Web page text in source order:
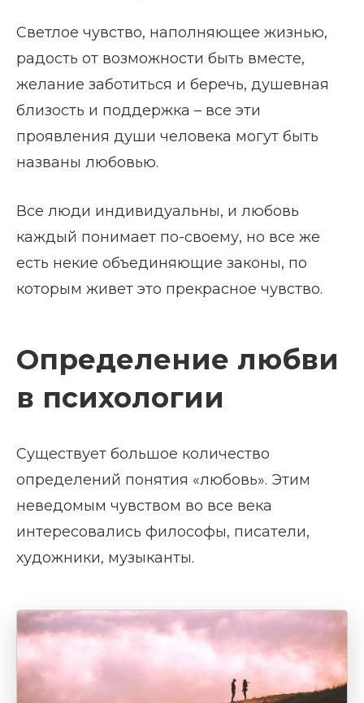
Светлое чувство, наполняющее жизнью,
радость от возможности быть вместе,
желание заботиться и беречь, душевная
близость и поддержка – все эти
проявления души человека могут быть
названы любовью.
Все люди индивидуальны, и любовь
каждый понимает по-своему, но все же
есть некие объединяющие законы, по
которым живет это прекрасное чувство.
Определение любви
в психологии
Существует большое количество
определений понятия «любовь». Этим
неведомым чувством во все века
интересовались философы, писатели,
художники, музыканты.